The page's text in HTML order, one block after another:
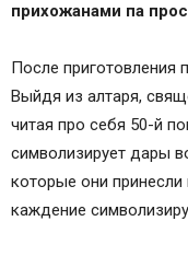
прихожанами па
После приготовления
Выйдя из алтаря,
читая про себя 50-й
символизирует дары
которые они
каждение